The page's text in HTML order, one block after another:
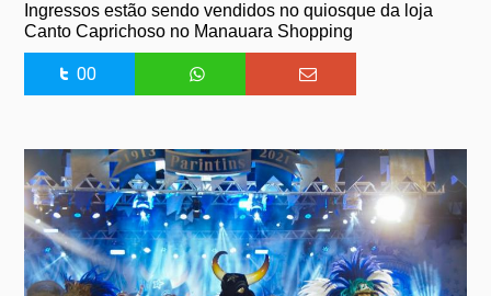
Ingressos estão sendo vendidos no quiosque da loja
Canto Caprichoso no Manauara Shopping
00